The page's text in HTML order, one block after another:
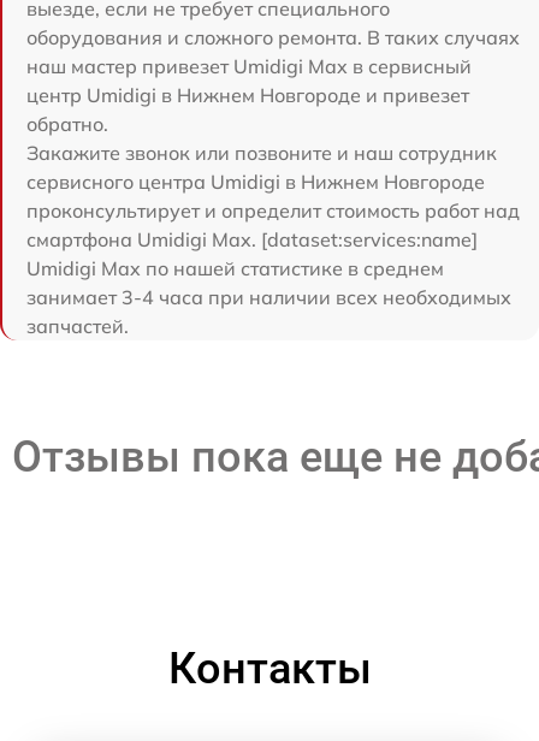
выезде, если не требует специального
оборудования и сложного ремонта. В таких случаях
наш мастер привезет Umidigi Max в сервисный
центр Umidigi в Нижнем Новгороде и привезет
обратно.
Закажите звонок или позвоните и наш сотрудник
сервисного центра Umidigi в Нижнем Новгороде
проконсультирует и определит стоимость работ над
смартфона Umidigi Max. [dataset:services:name]
Umidigi Max по нашей статистике в среднем
занимает 3-4 часа при наличии всех необходимых
запчастей.
Отзывы пока еще не
Контакты